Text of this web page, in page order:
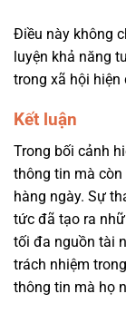
Điều này không
luyện khả năng
trong xã hội hiện
Kết luận
Trong bối cảnh
thông tin mà
hàng ngày. Sự
tức đã tạo ra
tối đa nguồn tài
trách nhiệm
thông tin mà họ